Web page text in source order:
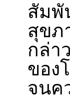
สัมพั
สุขภ
กล่า
ของ
จนค